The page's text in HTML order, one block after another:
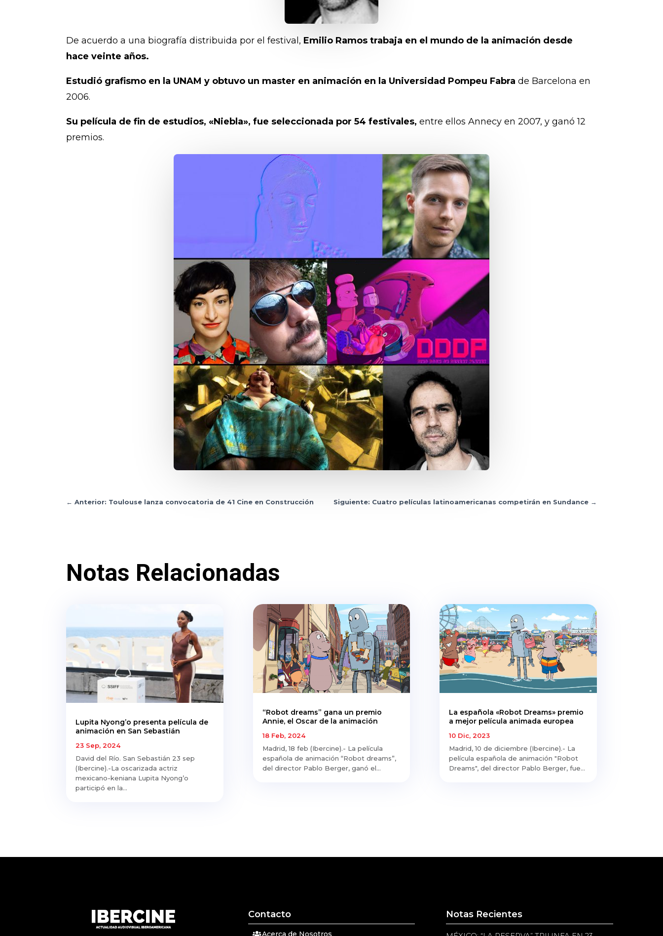
De acuerdo a una biografía distribuida por el festival, Emilio Ramos trabaja en el mundo de la animación desde
hace veinte años.
Estudió grafismo en la UNAM y obtuvo un master en animación en la Universidad Pompeu Fabra de Barcelona en
2006.
Su película de fin de estudios, «Niebla», fue seleccionada por 54 festivales, entre ellos Annecy en 2007, y ganó 12
premios.
←Anterior: Toulouse lanza convocatoria de 41 Cine en Construcción Siguiente: Cuatro películas latinoamericanas competirán en Sundance→
Notas Relacionadas
Lupita Nyong’o presenta película de
animación en San Sebastián
23 Sep, 2024
David del Río. San Sebastián 23 sep
(Ibercine).-La oscarizada actriz
mexicano-keniana Lupita Nyong’o
participó en la...
“Robot dreams” gana un premio
Annie, el Oscar de la animación
18 Feb, 2024
Madrid, 18 feb (Ibercine).- La película
española de animación “Robot dreams”,
del director Pablo Berger, ganó el...
La española «Robot Dreams» premio
a mejor película animada europea
10 Dic, 2023
Madrid, 10 de diciembre (Ibercine).- La
película española de animación "Robot
Dreams", del director Pablo Berger, fue...
Contacto
Acerca de Nosotros
Notas Recientes